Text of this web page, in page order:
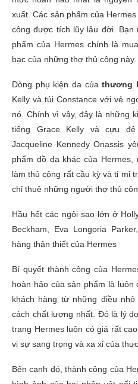
xuất. Các sản phẩm của
công được tích lũy lâu đời. Bạn
phẩm của Hermes chính là
bạc của những thợ thủ công này.
Dòng phụ kiện da củathương
Kelly và túi Constance với vẻ
nó. Chính vì vậy, đây là những
tiếng Grace Kelly và cựu
Jacqueline Kennedy Onassis
phẩm đồ da khác của
làm thủ công rất cầu kỳ và tỉ mỉ
chỉ thuê những người thợ thủ
Hầu hết các ngôi sao lớn ở
Beckham, Eva Longoria
hàng thân thiết của Hermes
Bí quyết thành công của
hoàn hảo của sản phẩm là
khách hàng từ những điều
cách chất lượng nhất. Đó là lý
trang Hermes luôn có giá rất
vị sự sang trọng và xa xỉ của
Bên cạnh đó, thành công của